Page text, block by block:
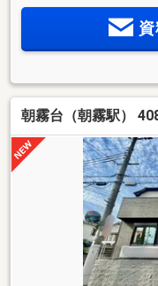
朝霧台（朝霧駅）